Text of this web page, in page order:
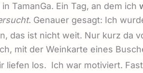
in TamanGa. Ein Tag, an dem ich
. Genauer gesagt: Ich
das ist nicht weit. Nur kurz da
mit der Weinkarte eines
liefen los. Ich war motiviert.